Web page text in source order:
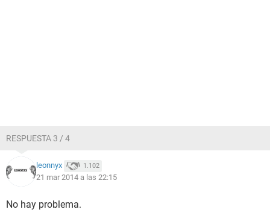
RESPUESTA 3 / 4
leonnyx 1.102
21 mar 2014 a las 22:15
No hay problema.